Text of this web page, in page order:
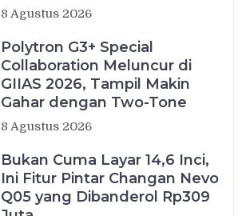
8 Agustus 2026
Polytron G3+ Special
Collaboration Meluncur di
GIIAS 2026, Tampil Makin
Gahar dengan Two-Tone
8 Agustus 2026
Bukan Cuma Layar 14,6 Inci,
Ini Fitur Pintar Changan Nevo
Q05 yang Dibanderol Rp309